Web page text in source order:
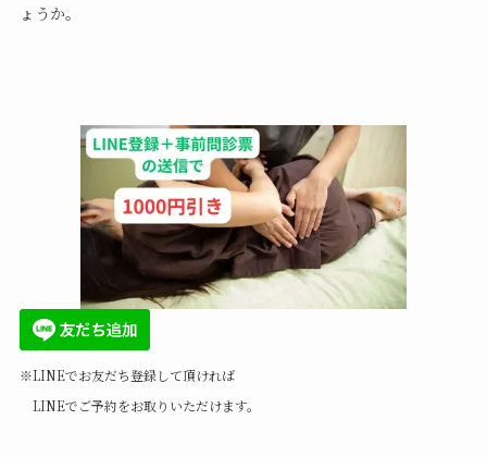
ょうか。
※LINEでお友だち登録して頂ければ
LINEでご予約をお取りいただけます。